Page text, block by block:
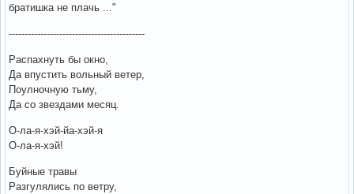
братишка не плачь ..."
-------------------------------------------
Распахнуть бы окно,
Да впустить вольный ветер,
Поулночную тьму,
Да со звездами месяц.
О-ла-я-хэй-йа-хэй-я
О-ла-я-хэй!
Буйные травы
Разгулялись по ветру,